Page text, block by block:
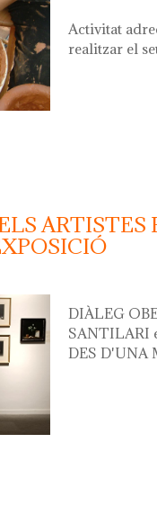
Activitat
realitzar el
- taller infantil:
ARTISTES
DIÀLEG
SANTILARI
DES D'UNA
amb els artistes